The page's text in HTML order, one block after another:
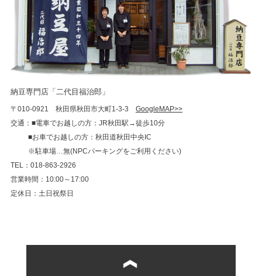
納豆専門店「二代目福治郎」
〒010-0921 秋田県秋田市大町1-3-3 GoogleMAP>>
交通：■電車でお越しの方：JR秋田駅→徒歩10分
■お車でお越しの方：秋田道秋田中央IC
※駐車場…無(NPCパーキングをご利用ください)
TEL：018-863-2926
営業時間：10:00～17:00
定休日：土日祝祭日